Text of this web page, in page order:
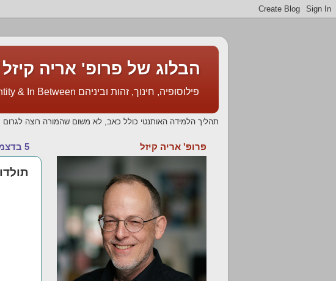
הבלוג של פרופ' אריה קיזל Prof. Arie Kizel's Blog
פילוסופיה, חינוך, זהות וביניהם Philosophy, Education, Identity & In Between
תהליך הלמידה האותנטי כולל כאב, לא משום שהמורה רוצה
5 בדצמבר 2013 פרופ' אריה קיזל